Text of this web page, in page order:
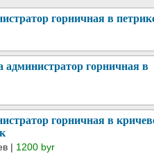
горничная в
администратор горничная в
горничная в
| 1200 byr